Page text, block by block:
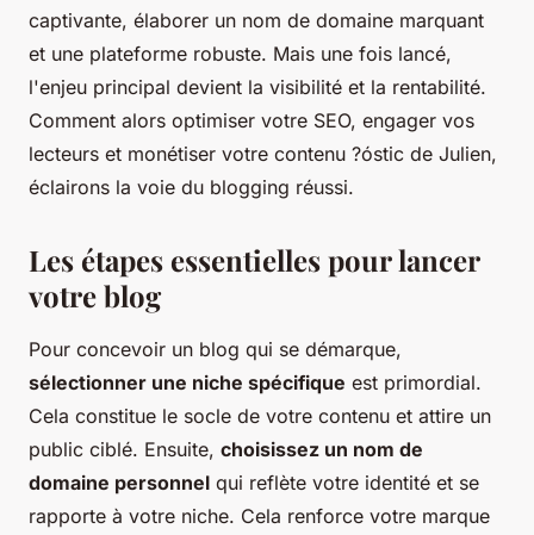
captivante, élaborer un nom de domaine marquant
et une plateforme robuste. Mais une fois lancé,
l'enjeu principal devient la visibilité et la rentabilité.
Comment alors optimiser votre SEO, engager vos
lecteurs et monétiser votre contenu ?óstic de Julien,
éclairons la voie du blogging réussi.
Les étapes essentielles pour lancer
votre blog
Pour concevoir un blog qui se démarque,
sélectionner une niche spécifique est primordial.
Cela constitue le socle de votre contenu et attire un
public ciblé. Ensuite, choisissez un nom de
domaine personnel qui reflète votre identité et se
rapporte à votre niche. Cela renforce votre marque